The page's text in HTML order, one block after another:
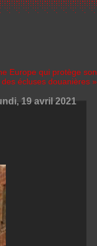
Europe qui protège son
écluses douanières »
19 avril 2021